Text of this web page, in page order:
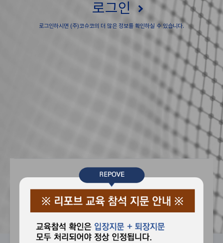
로그인
로그인하시면 (주)코슈코의 더 많은 정보를 확인하실 수 있습니다.
REPOVE
PRODUCT
성공적인 비지니스
MYOFFICE